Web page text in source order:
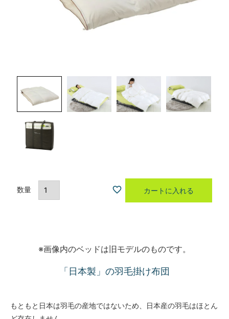
カートに入れる
※画像内のベッドは旧モデルのものです。
「日本製」の羽毛掛け布団
もともと日本は羽毛の産地ではないため、日本産の羽毛はほとん